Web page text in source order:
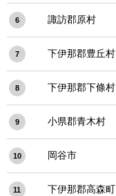
6 諏訪郡原村
7 下伊那郡豊丘村
8 下伊那郡下條村
9 小県郡青木村
10 岡谷市
11 下伊那郡高森町